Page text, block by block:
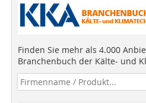
Finden Sie mehr als 4.000
Branchenbuch der Kälte- und